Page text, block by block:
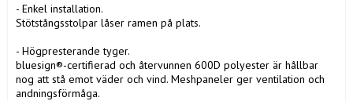
- Enkel installation.
Stötstångsstolpar låser ramen på plats.
- Högpresterande tyger.
bluesign®-certifierad och återvunnen 600D polyester är hållbar
nog att stå emot väder och vind. Meshpaneler ger ventilation och
andningsförmåga.